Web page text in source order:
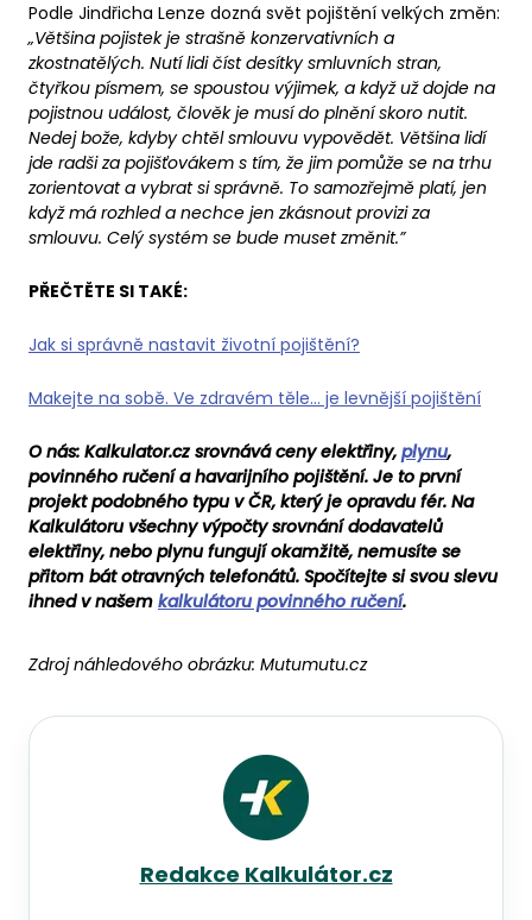
Podle Jindřicha Lenze dozná svět pojištění velkých změn:
„Většina pojistek je strašně konzervativních a
zkostnatělých. Nutí lidi číst desítky smluvních stran,
čtyřkou písmem, se spoustou výjimek, a když už dojde na
pojistnou událost, člověk je musí do plnění skoro nutit.
Nedej bože, kdyby chtěl smlouvu vypovědět. Většina lidí
jde radši za pojišťovákem s tím, že jim pomůže se na trhu
zorientovat a vybrat si správně. To samozřejmě platí, jen
když má rozhled a nechce jen zkásnout provizi za
smlouvu. Celý systém se bude muset změnit.”
PŘEČTĚTE SI TAKÉ:
Jak si správně nastavit životní pojištění?
Makejte na sobě. Ve zdravém těle… je levnější pojištění
O nás: Kalkulator. cz srovnává ceny elektřiny , plynu,
povinného ručení a havarijního pojištění. Je to první
projekt podobného typu v ČR, který je opravdu fér. Na
Kalkulátoru všechny výpočty srovnání dodavatelů
elektřiny, nebo plynu fungují okamžitě, nemusíte se
přitom bát otravných telefonátů. Spočítejte si svou slevu
ihned v našem kalkulátoru povinného ručení.
Zdroj náhledového obrázku: Mutumutu.cz
Redakce Kalkulátor.cz